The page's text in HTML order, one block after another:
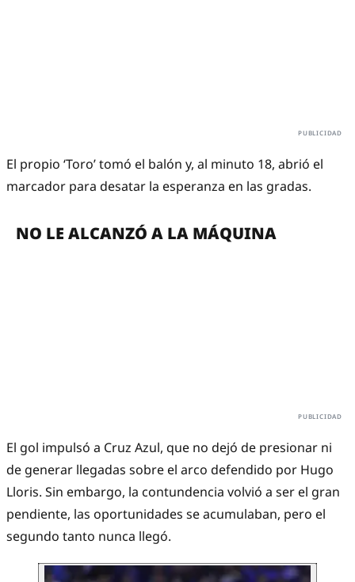
El propio ‘Toro’ tomó el balón y, al minuto 18, abrió el
marcador para desatar la esperanza en las gradas.
NO LE ALCANZÓ A LA MÁQUINA
El gol impulsó a Cruz Azul, que no dejó de presionar ni
de generar llegadas sobre el arco defendido por Hugo
Lloris. Sin embargo, la contundencia volvió a ser el gran
pendiente, las oportunidades se acumulaban, pero el
segundo tanto nunca llegó.